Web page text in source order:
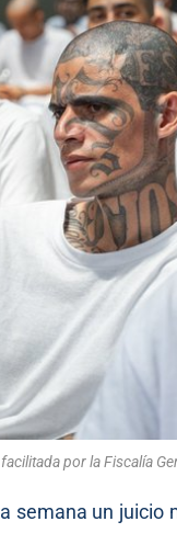
por la Fiscalía
semana un